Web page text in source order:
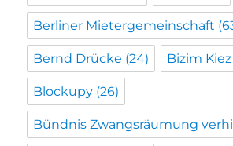
Berliner Mietergemeinschaft
Bernd Drücke (24) Bizim Kiez
Blockupy (26)
Bündnis Zwangsräumung